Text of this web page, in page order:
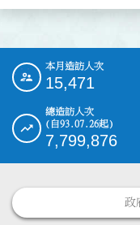
::: 本月造訪人次
15,471
總造訪人次
(自93.07.26起)
7,799,876
政